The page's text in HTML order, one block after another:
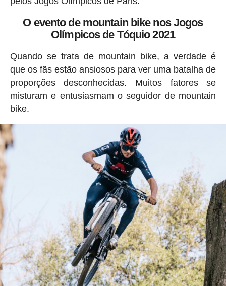
O evento de mountain bike nos Jogos
Olímpicos de Tóquio 2021
Quando se trata de mountain bike, a verdade é
que os fãs estão ansiosos para ver uma batalha de
proporções desconhecidas. Muitos fatores se
misturam e entusiasmam o seguidor de mountain
bike.